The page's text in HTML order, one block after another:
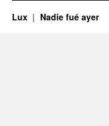
Lux Nadie fué ayer